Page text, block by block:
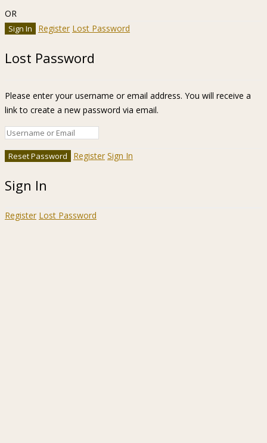
OR
Register Lost Password
Lost Password
Please enter your username or email address. You will receive a
link to create a new password via email.
Register Sign In
Sign In
Register Lost Password